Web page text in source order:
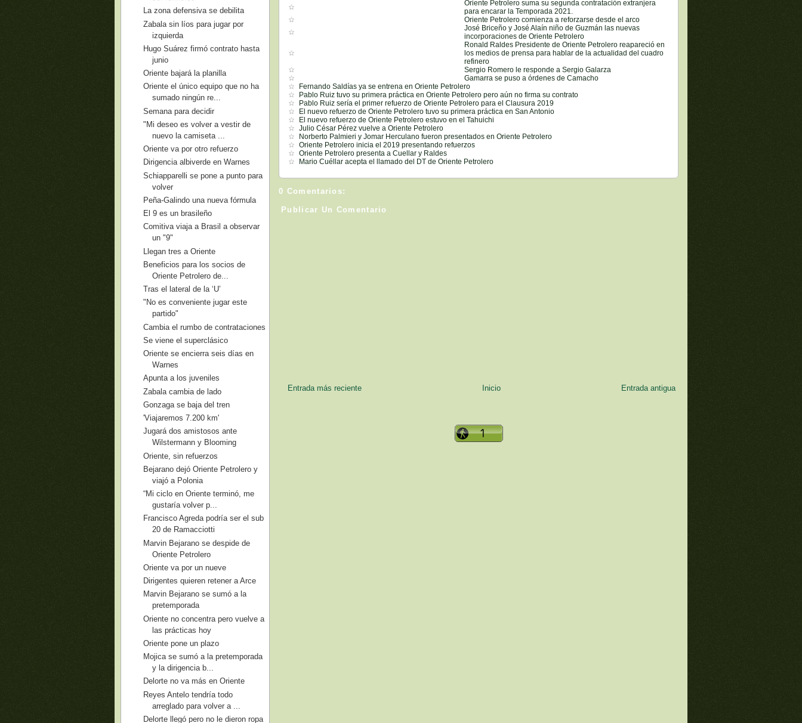
Oriente Petrolero suma su segunda contratación extranjera
para encarar la Temporada 2021.
Oriente Petrolero comienza a reforzarse desde el arco
José Briceño y José Alaín niño de Guzmán las nuevas
incorporaciones de Oriente Petrolero
Ronald Raldes Presidente de Oriente Petrolero reapareció en
los medios de prensa para hablar de la actualidad del cuadro
refinero
Sergio Romero le responde a Sergio Galarza
Gamarra se puso a órdenes de Camacho
Fernando Saldías ya se entrena en Oriente Petrolero
Pablo Ruiz tuvo su primera práctica en Oriente Petrolero pero aún no firma su contrato
Pablo Ruiz sería el primer refuerzo de Oriente Petrolero para el Clausura 2019
El nuevo refuerzo de Oriente Petrolero tuvo su primera práctica en San Antonio
El nuevo refuerzo de Oriente Petrolero estuvo en el Tahuichi
Julio César Pérez vuelve a Oriente Petrolero
Norberto Palmieri y Jomar Herculano fueron presentados en Oriente Petrolero
Oriente Petrolero inicia el 2019 presentando refuerzos
Oriente Petrolero presenta a Cuellar y Raldes
Mario Cuéllar acepta el llamado del DT de Oriente Petrolero
0 Comentarios:
Publicar Un Comentario
Entrada más reciente Entrada antigua
Inicio
La zona defensiva se debilita
Zabala sin líos para jugar por
izquierda
Hugo Suárez firmó contrato hasta
junio
Oriente bajará la planilla
Oriente el único equipo que no ha
sumado ningún re...
Semana para decidir
"Mi deseo es volver a vestir de
nuevo la camiseta ...
Oriente va por otro refuerzo
Dirigencia albiverde en Warnes
Schiapparelli se pone a punto para
volver
Peña-Galindo una nueva fórmula
El 9 es un brasileño
Comitiva viaja a Brasil a observar
un "9"
Llegan tres a Oriente
Beneficios para los socios de
Oriente Petrolero de...
Tras el lateral de la ‘U’
"No es conveniente jugar este
partido"
Cambia el rumbo de contrataciones
Se viene el superclásico
Oriente se encierra seis días en
Warnes
Apunta a los juveniles
Zabala cambia de lado
Gonzaga se baja del tren
'Viajaremos 7.200 km'
Jugará dos amistosos ante
Wilstermann y Blooming
Oriente, sin refuerzos
Bejarano dejó Oriente Petrolero y
viajó a Polonia
“Mi ciclo en Oriente terminó, me
gustaría volver p...
Francisco Agreda podría ser el sub
20 de Ramacciotti
Marvin Bejarano se despide de
Oriente Petrolero
Oriente va por un nueve
Dirigentes quieren retener a Arce
Marvin Bejarano se sumó a la
pretemporada
Oriente no concentra pero vuelve a
las prácticas hoy
Oriente pone un plazo
Mojica se sumó a la pretemporada
y la dirigencia b...
Delorte no va más en Oriente
Reyes Antelo tendría todo
arreglado para volver a ...
Delorte llegó pero no le dieron ropa